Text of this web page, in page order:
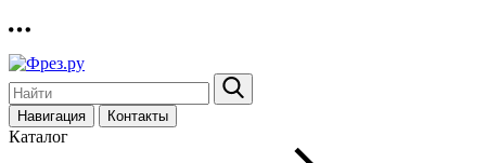
Навигация Контакты
Каталог